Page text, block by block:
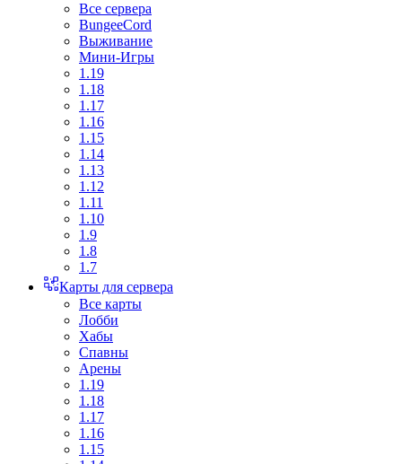
Все сервера
BungeeCord
Выживание
Мини-Игры
1.19
1.18
1.17
1.16
1.15
1.14
1.13
1.12
1.11
1.10
1.9
1.8
1.7
Карты для сервера
Все карты
Лобби
Хабы
Спавны
Арены
1.19
1.18
1.17
1.16
1.15